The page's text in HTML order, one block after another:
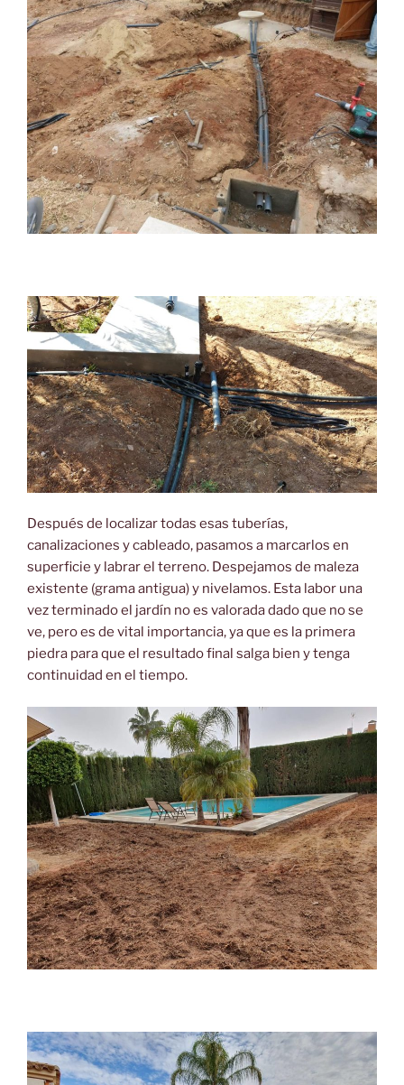
Después de localizar todas esas tuberías,
canalizaciones y cableado, pasamos a marcarlos en
superficie y labrar el terreno. Despejamos de maleza
existente (grama antigua) y nivelamos. Esta labor una
vez terminado el jardín no es valorada dado que no se
ve, pero es de vital importancia, ya que es la primera
piedra para que el resultado final salga bien y tenga
continuidad en el tiempo.